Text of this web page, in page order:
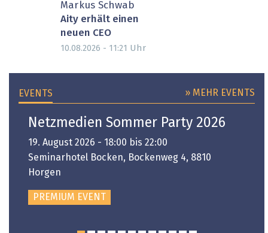
Markus Schwab
Aity erhält einen
neuen CEO
10.08.2026 - 11:21 Uhr
EVENTS » MEHR EVENTS
Netzmedien Sommer Party 2026
19. August 2026 - 18:00 bis 22:00
Seminarhotel Bocken, Bockenweg 4, 8810
Horgen
PREMIUM EVENT